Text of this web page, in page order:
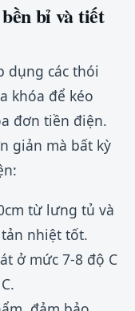
bỉ và tiết
dụng các thói
khóa để kéo
đơn tiền điện.
giản mà bất kỳ
từ lưng tủ và
nhiệt tốt.
ở mức 7-8 độ C